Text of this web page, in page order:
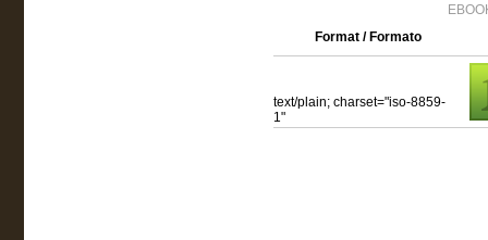
Format / Formato
text/plain; charset="iso-8859-
1"